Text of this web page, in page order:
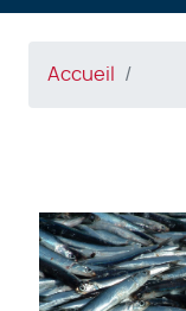
Accueil